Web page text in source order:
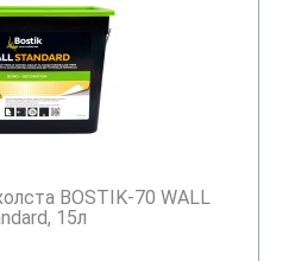
BOSTIK-70 WALL
15л